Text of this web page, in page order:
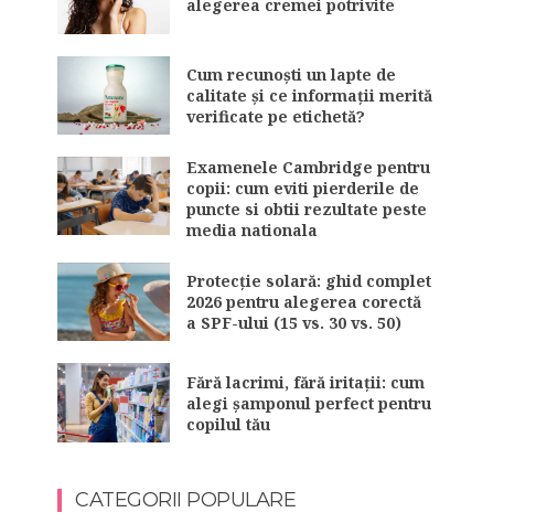
alegerea cremei potrivite
Cum recunoști un lapte de
calitate și ce informații merită
verificate pe etichetă?
Examenele Cambridge pentru
copii: cum eviti pierderile de
puncte si obtii rezultate peste
media nationala
Protecție solară: ghid complet
2026 pentru alegerea corectă
a SPF-ului (15 vs. 30 vs. 50)
Fără lacrimi, fără iritații: cum
alegi șamponul perfect pentru
copilul tău
CATEGORII POPULARE